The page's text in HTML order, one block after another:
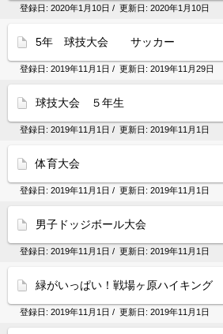
登録日: 2020年1月10日 / 更新日: 2020年1月10日
5年 球技大会 サッカー
登録日: 2019年11月1日 / 更新日: 2019年11月29日
球技大会 ５年生
登録日: 2019年11月1日 / 更新日: 2019年11月1日
体育大会
登録日: 2019年11月1日 / 更新日: 2019年11月1日
男子ドッジボール大会
登録日: 2019年11月1日 / 更新日: 2019年11月1日
緑がいっぱい！戦場ヶ原ハイキング
登録日: 2019年11月1日 / 更新日: 2019年11月1日